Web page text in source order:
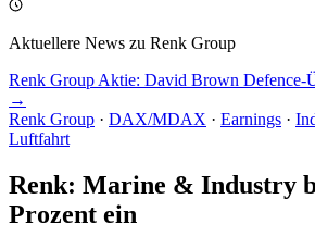
Aktuellere News zu Renk Group
Renk Group Aktie: David Brown Defence-
→
Renk Group · DAX/MDAX · Earnings ·
Luftfahrt
Renk: Marine & Industry
Prozent ein